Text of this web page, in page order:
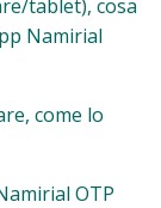
tablet), cosa
Namirial
come lo
OTP